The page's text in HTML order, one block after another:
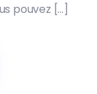
pouvez […]